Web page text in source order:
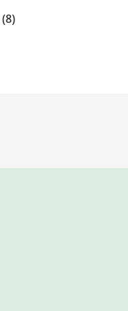
inom
(8)